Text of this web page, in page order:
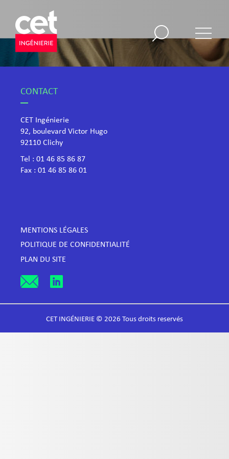
CONTACT
CET Ingénierie
92, boulevard Victor Hugo
​92110 Clichy
Tel : 01 46 85 86 87
Fax : 01 46 85 86 01
MENTIONS LÉGALES
POLITIQUE DE CONFIDENTIALITÉ
PLAN DU SITE
CET INGÉNIERIE © 2026 Tous droits reservés